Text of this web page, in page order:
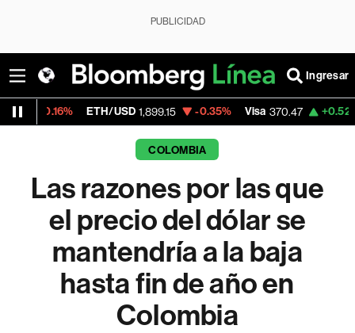
PUBLICIDAD
Ingresar
ETH/USD 1,899.15 -0.35% Visa 370.47 +0.52%
COLOMBIA
Las razones por las que
el precio del dólar se
mantendría a la baja
hasta fin de año en
Colombia